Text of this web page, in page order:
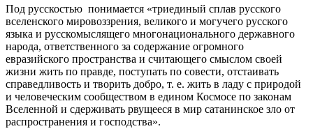
Под русскостью понимается «триединый сплав русского
вселенского мировоззрения, великого и могучего русского
языка и русскомыслящего многонационального державного
народа, ответственного за содержание огромного
евразийского пространства и считающего смыслом своей
жизни жить по правде, поступать по совести, отстаивать
справедливость и творить добро, т. е. жить в ладу с природой
и человеческим сообществом в едином Космосе по законам
Вселенной и сдерживать рвущееся в мир сатанинское зло от
распространения и господства».